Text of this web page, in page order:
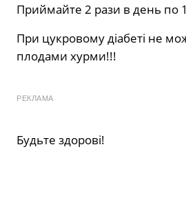
Приймайте 2 рази в день по
При цукровому діабеті не
плодами хурми!!!
РЕКЛАМА
Будьте здорові!